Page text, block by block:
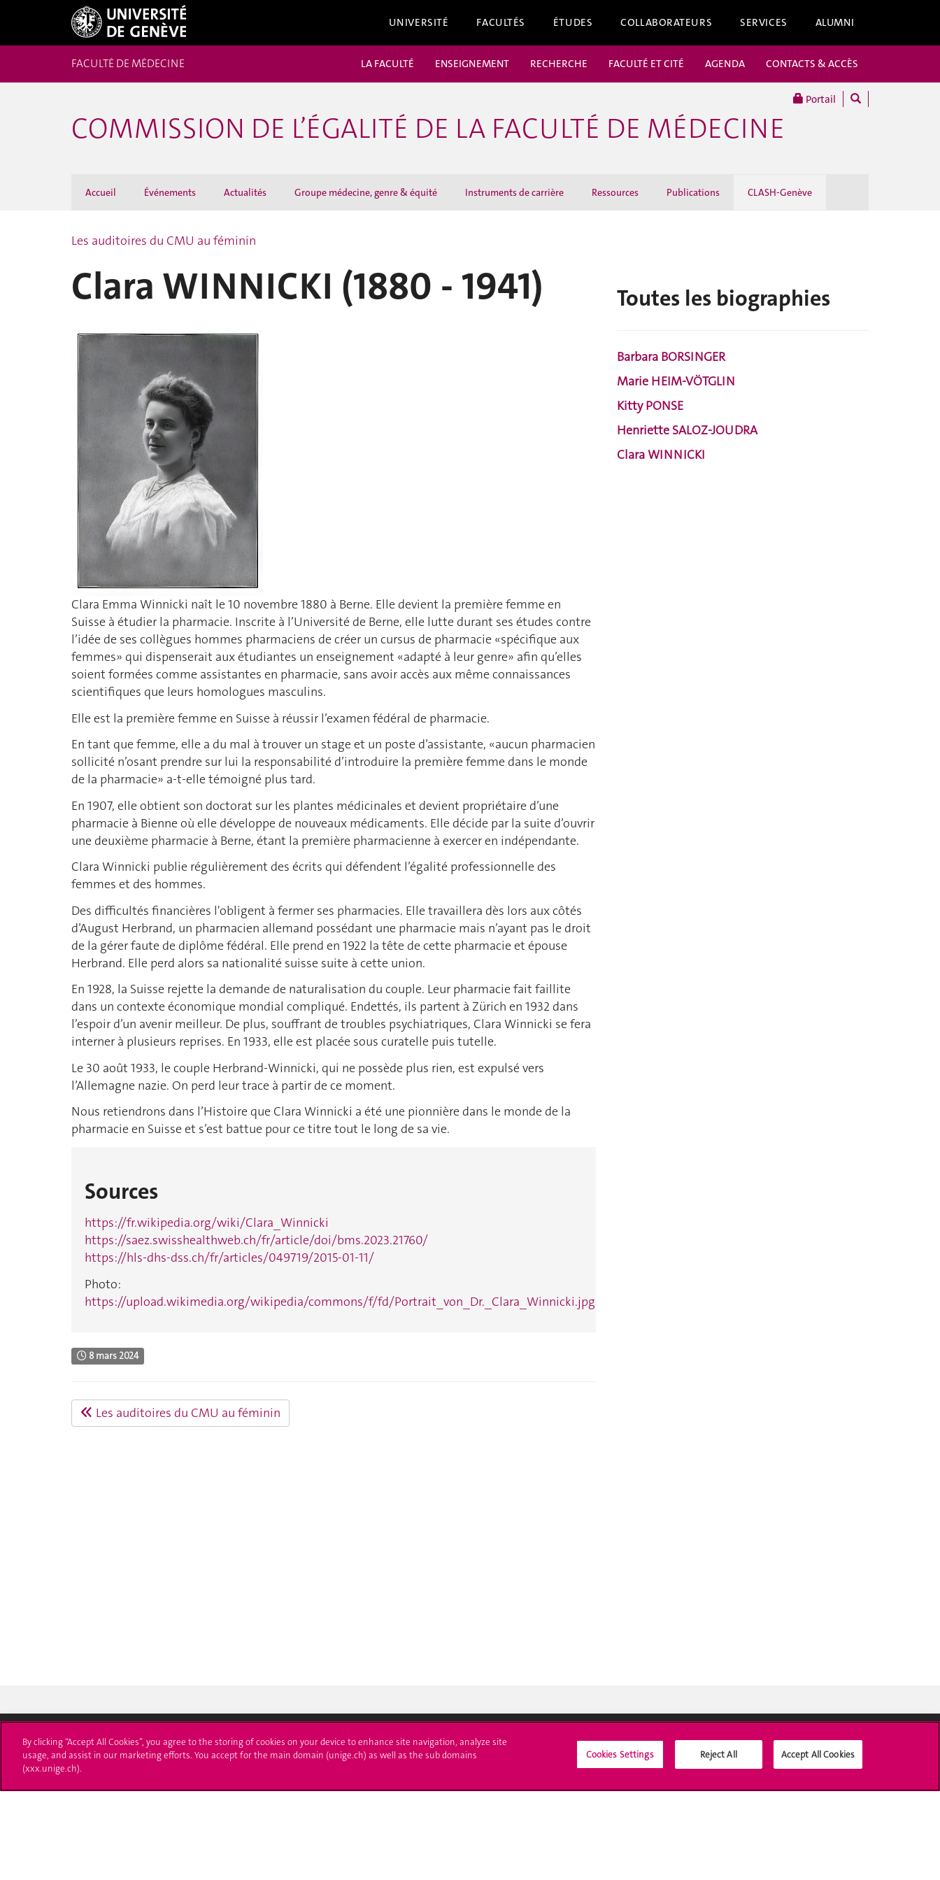
UNIVERSITÉ FACULTÉS ÉTUDES COLLABORATEURS SERVICES ALUMNI
Portail
FACULTÉ DE MÉDECINE LA FACULTÉ ENSEIGNEMENT RECHERCHE FACULTÉ ET CITÉ AGENDA CONTACTS & ACCÈS
COMMISSION DE L’ÉGALITÉ DE LA FACULTÉ DE MÉDECINE
Accueil Événements Actualités Groupe médecine, genre & équité Instruments de carrière Ressources Publications CLASH-Genève
Les auditoires du CMU au féminin
Clara WINNICKI (1880 - 1941)
Clara Emma Winnicki naît le 10 novembre 1880 à Berne. Elle devient la première femme en
Suisse à étudier la pharmacie. Inscrite à l’Université de Berne, elle lutte durant ses études contre
l’idée de ses collègues hommes pharmaciens de créer un cursus de pharmacie «spécifique aux
femmes» qui dispenserait aux étudiantes un enseignement «adapté à leur genre» afin qu’elles
soient formées comme assistantes en pharmacie, sans avoir accès aux même connaissances
scientifiques que leurs homologues masculins.
Elle est la première femme en Suisse à réussir l’examen fédéral de pharmacie.
En tant que femme, elle a du mal à trouver un stage et un poste d’assistante, «aucun pharmacien
sollicité n’osant prendre sur lui la responsabilité d’introduire la première femme dans le monde
de la pharmacie» a-t-elle témoigné plus tard.
En 1907, elle obtient son doctorat sur les plantes médicinales et devient propriétaire d’une
pharmacie à Bienne où elle développe de nouveaux médicaments. Elle décide par la suite d’ouvrir
une deuxième pharmacie à Berne, étant la première pharmacienne à exercer en indépendante.
Clara Winnicki publie régulièrement des écrits qui défendent l’égalité professionnelle des
femmes et des hommes.
Des difficultés financières l'obligent à fermer ses pharmacies. Elle travaillera dès lors aux côtés
d’August Herbrand, un pharmacien allemand possédant une pharmacie mais n’ayant pas le droit
de la gérer faute de diplôme fédéral. Elle prend en 1922 la tête de cette pharmacie et épouse
Herbrand. Elle perd alors sa nationalité suisse suite à cette union.
En 1928, la Suisse rejette la demande de naturalisation du couple. Leur pharmacie fait faillite
dans un contexte économique mondial compliqué. Endettés, ils partent à Zürich en 1932 dans
l’espoir d’un avenir meilleur. De plus, souffrant de troubles psychiatriques, Clara Winnicki se fera
interner à plusieurs reprises. En 1933, elle est placée sous curatelle puis tutelle.
Le 30 août 1933, le couple Herbrand-Winnicki, qui ne possède plus rien, est expulsé vers
l’Allemagne nazie. On perd leur trace à partir de ce moment.
Nous retiendrons dans l’Histoire que Clara Winnicki a été une pionnière dans le monde de la
pharmacie en Suisse et s’est battue pour ce titre tout le long de sa vie.
Sources
https://fr.wikipedia.org/wiki/Clara_Winnicki
https://saez.swisshealthweb.ch/fr/article/doi/bms.2023.21760/
https://hls-dhs-dss.ch/fr/articles/049719/2015-01-11/
Photo:
https://upload.wikimedia.org/wikipedia/commons/f/fd/Portrait_von_Dr._Clara_Winnicki.jpg
8 mars 2024
Les auditoires du CMU au féminin
Toutes les biographies
Barbara BORSINGER
Marie HEIM-VÖTGLIN
Kitty PONSE
Henriette SALOZ-JOUDRA
Clara WINNICKI
Université de Genève
24 rue du Général-Dufour
S'inscrire à l'UNIGE
Immatriculations
L'UNIGE vous informe
UNIGE Mobile
Médias sociaux UNIGE
By clicking “Accept All Cookies”, you agree to the storing of cookies on your device to enhance site navigation, analyze site
usage, and assist in our marketing efforts. You accept for the main domain (unige.ch) as well as the sub domains
(xxx.unige.ch).
Cookies Settings Reject All Accept All Cookies